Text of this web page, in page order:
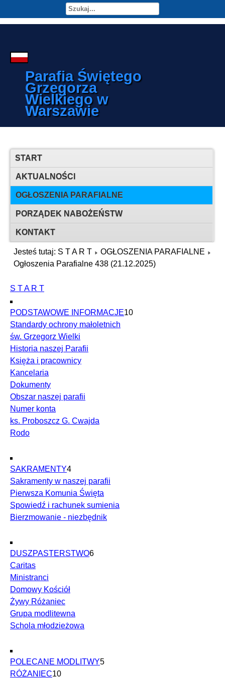
Parafia Świętego
Grzegorza
Wielkiego w
Warszawie
START
AKTUALNOŚCI
OGŁOSZENIA PARAFIALNE
PORZĄDEK NABOŻEŃSTW
KONTAKT
Jesteś tutaj: S T A R T
OGŁOSZENIA PARAFIALNE
Ogłoszenia Parafialne 438 (21.12.2025)
S T A R T
PODSTAWOWE INFORMACJE10
Standardy ochrony małoletnich
św. Grzegorz Wielki
Historia naszej Parafii
Księża i pracownicy
Kancelaria
Dokumenty
Obszar naszej parafii
Numer konta
ks. Proboszcz G. Cwajda
Rodo
SAKRAMENTY4
Sakramenty w naszej parafii
Pierwsza Komunia Święta
Spowiedź i rachunek sumienia
Bierzmowanie - niezbędnik
DUSZPASTERSTWO6
Caritas
Ministranci
Domowy Kościół
Żywy Różaniec
Grupa modlitewna
Schola młodzieżowa
POLECANE MODLITWY5
RÓŻANIEC10